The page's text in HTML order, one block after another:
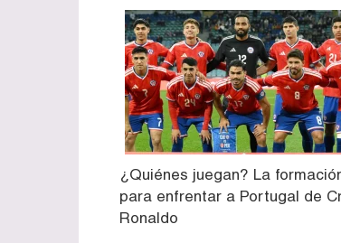
¿Quiénes juegan? La
para enfrentar a Portugal de
Ronaldo